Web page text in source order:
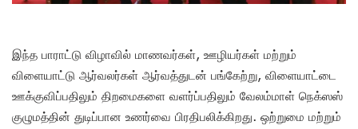
இந்த பாராட்டு விழாவில் மாணவர்கள், ஊழியர்கள் மற்றும்
விளையாட்டு ஆர்வலர்கள் ஆர்வத்துடன் பங்கேற்று, விளையாட்டை
ஊக்குவிப்பதிலும் திறமைகளை வளர்ப்பதிலும் வேலம்மாள் நெக்ஸஸ்
குழுமத்தின் துடிப்பான உணர்வை பிரதிபலிக்கிறது. ஒற்றுமை மற்றும்